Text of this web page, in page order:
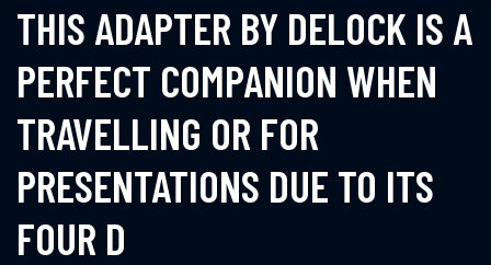
THIS ADAPTER BY DELOCK IS A
PERFECT COMPANION WHEN
TRAVELLING OR FOR
PRESENTATIONS DUE TO ITS
FOUR D